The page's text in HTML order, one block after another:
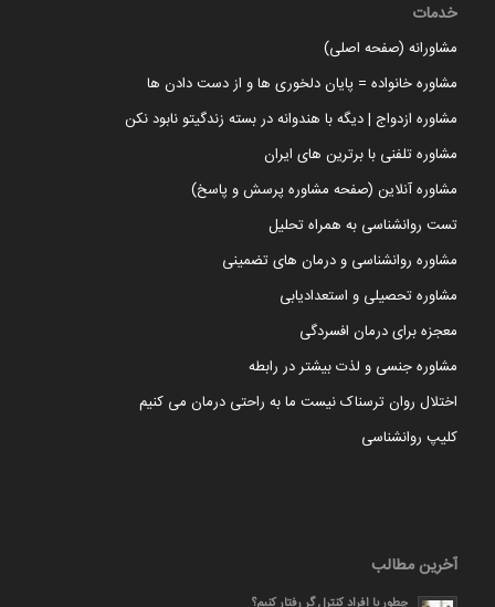
خدمات
مشاورانه (صفحه اصلی)
مشاوره خانواده = پایان دلخوری ها و از دست دادن ها
مشاوره ازدواج | دیگه با هندوانه در بسته زندگیتو نابود نکن
مشاوره تلفنی با برترین های ایران
مشاوره آنلاین (صفحه مشاوره پرسش و پاسخ)
تست روانشناسی به همراه تحلیل
مشاوره روانشناسی و درمان های تضمینی
مشاوره تحصیلی و استعدادیابی
معجزه برای درمان افسردگی
مشاوره جنسی و لذت بیشتر در رابطه
اختلال روان ترسناک نیست ما به راحتی درمان می کنیم
کلیپ روانشناسی
آخرین مطالب